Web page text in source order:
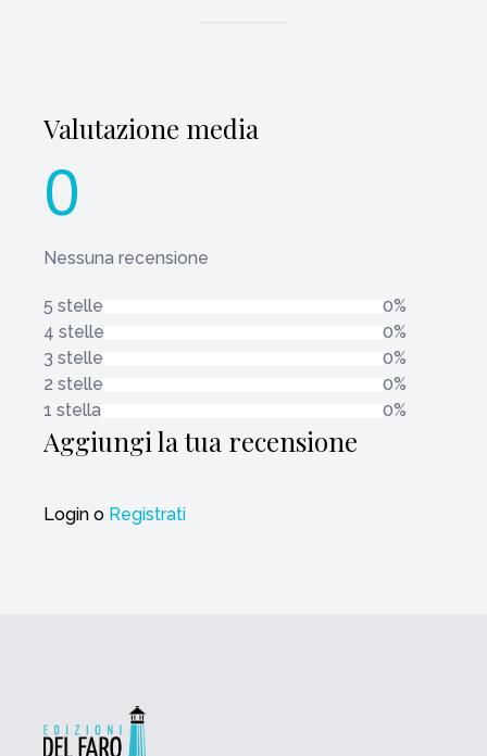
Valutazione media
0
Nessuna recensione
5 stelle
0%
4 stelle
0%
3 stelle
0%
2 stelle
0%
1 stella
0%
Aggiungi la tua recensione
Login o Registrati